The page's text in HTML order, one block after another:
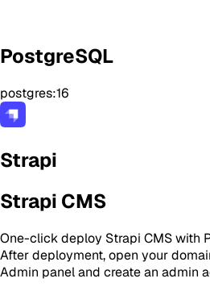
PostgreSQL
postgres:16
Strapi
Strapi CMS
One-click deploy Strapi CMS with
After deployment, open your
Admin panel and create an admin